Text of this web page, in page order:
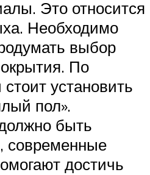
Это относится
Необходимо
выбор
По
установить
пол».
быть
современные
достичь